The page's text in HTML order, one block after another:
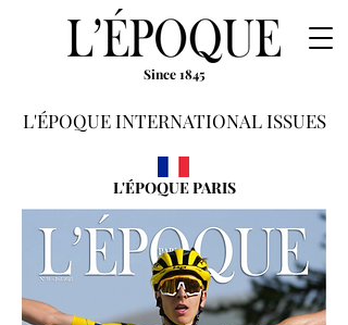
Since 1845
L'ÉPOQUE INTERNATIONAL ISSUES
L'ÉPOQUE PARIS